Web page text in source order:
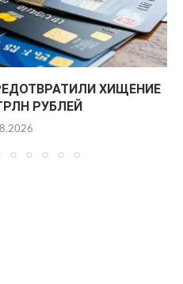
ХИЩЕНИЕ
РУБЛЕЙ